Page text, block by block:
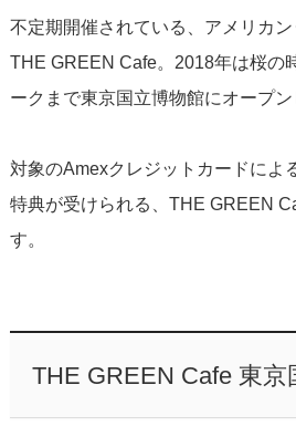
不定期開催されている、アメリカ
THE GREEN Cafe。2018年は桜の
ークまで東京国立博物館にオープン
対象のAmexクレジットカードによ
特典が受けられる、THE GREEN
す。
THE GREEN Cafe 東京